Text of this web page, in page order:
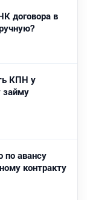
договора в
КПН у
займу
по авансу
контракту